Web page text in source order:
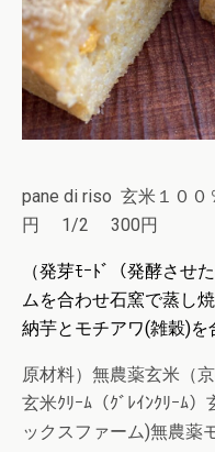
pane di riso 玄米１００
円 1/2 300円
（発芽ﾓｰﾄﾞ（発酵させ
ムを合わせ石窯で蒸し
納芋とモチアワ(雑穀)を
原材料）無農薬玄米
玄米ｸﾘｰﾑ（ｸﾞﾚｲﾝｸﾘｰﾑ
ックスファーム)無農薬